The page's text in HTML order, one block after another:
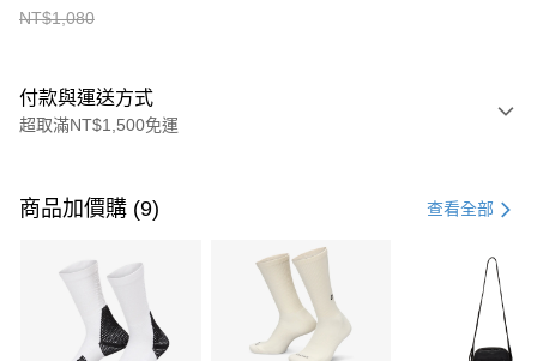
NT$1,080
付款與運送方式
超取滿NT$1,500免運
信用卡一次付款
3 期 0 利率 每期 21家銀行
合作金庫商業銀行
第一商業銀行
華南商業銀行
彰化商業銀行
商品加價購 (9) 查看全部